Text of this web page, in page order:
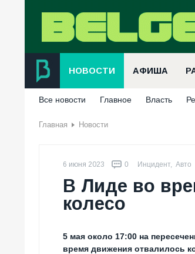
НОВОСТИ АФИША
Все новости Главное Власть
Главная Новости
6 июня 2023 0 Инцидент, Авто
В Лиде во
колесо
5 мая около 17:00 на
время движения отвалилось